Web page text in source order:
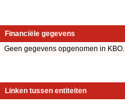
Financiële gegevens
Geen gegevens opgenomen in KBO.
Linken tussen entiteiten